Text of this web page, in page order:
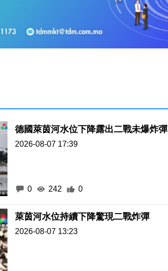
德國萊茵河水位下降露出二戰未爆炸彈
2026-08-07 17:39
0 242 0
萊茵河水位持續下降驚現二戰炸彈
2026-08-07 13:23